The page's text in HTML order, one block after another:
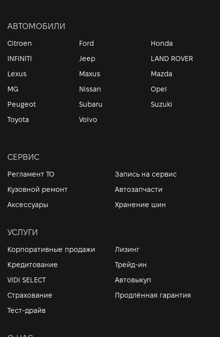
АВТОМОБИЛИ
Citroen Ford
Honda
INFINITI
Jeep
LAND ROVER
Lexus
Maxus
Mazda
MG
Nissan
Opel
Peugeot
Subaru
Suzuki
Toyota
Volvo
СЕРВИС
Регламент ТО
Запись на сервис
Кузовной ремонт
Автозапчасти
Аксессуары
Хранение шин
УСЛУГИ
Корпоративные продажи
Лизинг
Кредитование
Трейд-ин
VIDI SELECT
Автовыкуп
Страхование
Продлённая гарантия
Тест-драйв